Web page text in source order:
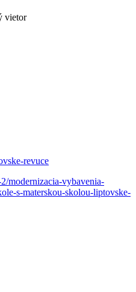
vietor
revuce
modernizacia-vybavenia-
s-materskou-skolou-liptovske-